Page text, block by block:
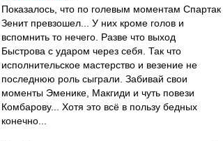
Показалось, что по голевым моментам Спартак
Зенит превзошел... У них кроме голов и
вспомнить то нечего. Разве что выход
Быстрова с ударом через себя. Так что
исполнительское мастерство и везение не
последнюю роль сыграли. Забивай свои
моменты Эменике, Макгиди и чуть повези
Комбарову... Хотя это всё в пользу бедных
конечно...